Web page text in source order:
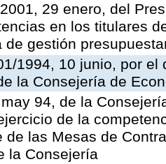
29 enero, del
en los titulares
de gestión
1994, 10 junio, por
la Consejería de
94, de la
de la
de las Mesas de
la Consejería